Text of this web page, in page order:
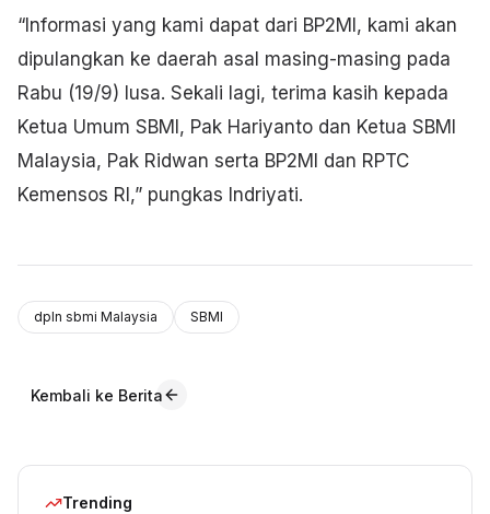
“Informasi yang kami dapat dari BP2MI, kami akan
dipulangkan ke daerah asal masing-masing pada
Rabu (19/9) lusa. Sekali lagi, terima kasih kepada
Ketua Umum SBMI, Pak Hariyanto dan Ketua SBMI
Malaysia, Pak Ridwan serta BP2MI dan RPTC
Kemensos RI,” pungkas Indriyati.
dpln sbmi Malaysia SBMI
Kembali ke Berita
Trending